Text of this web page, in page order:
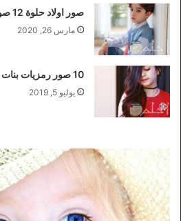
صور اولاد حلوة 12 صورة روعة لأجمل أطفال أولاد
مارس 26, 2020
10 صور رمزيات بنات انستقرام كيوت
يوليو 5, 2019